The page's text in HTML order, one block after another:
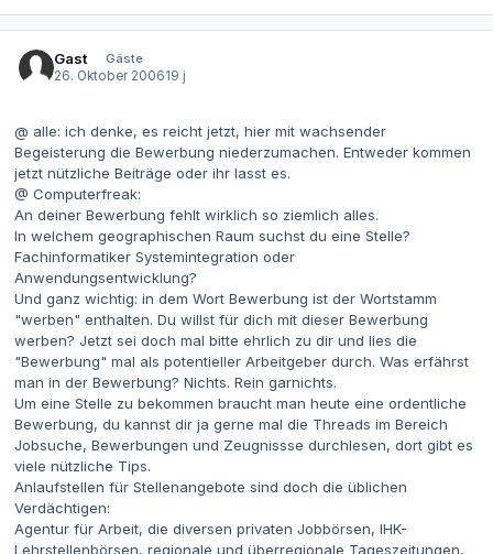
Gast
Gäste
26. Oktober 200619 j
@ alle: ich denke, es reicht jetzt, hier mit wachsender
Begeisterung die Bewerbung niederzumachen. Entweder kommen
jetzt nützliche Beiträge oder ihr lasst es.
@ Computerfreak:
An deiner Bewerbung fehlt wirklich so ziemlich alles.
In welchem geographischen Raum suchst du eine Stelle?
Fachinformatiker Systemintegration oder
Anwendungsentwicklung?
Und ganz wichtig: in dem Wort Bewerbung ist der Wortstamm
"werben" enthalten. Du willst für dich mit dieser Bewerbung
werben? Jetzt sei doch mal bitte ehrlich zu dir und lies die
"Bewerbung" mal als potentieller Arbeitgeber durch. Was erfährst
man in der Bewerbung? Nichts. Rein garnichts.
Um eine Stelle zu bekommen braucht man heute eine ordentliche
Bewerbung, du kannst dir ja gerne mal die Threads im Bereich
Jobsuche, Bewerbungen und Zeugnissse durchlesen, dort gibt es
viele nützliche Tips.
Anlaufstellen für Stellenangebote sind doch die üblichen
Verdächtigen:
Agentur für Arbeit, die diversen privaten Jobbörsen, IHK-
Lehrstellenbörsen, regionale und überregionale Tageszeitungen,